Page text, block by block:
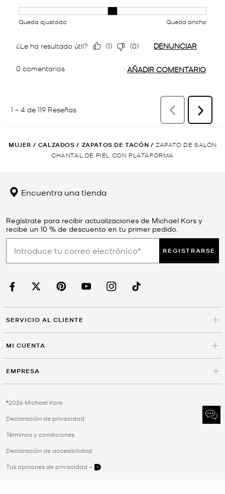
MUJER / CALZADOS / ZAPATOS DE TACÓN / ZAPATO DE SALÓN
CHANTAL DE PIEL CON PLATAFORMA
Encuentra una tienda
Regístrate para recibir actualizaciones de Michael Kors y
recibe un 10 % de descuento en tu primer pedido.
REGISTRARSE
SERVICIO AL CLIENTE
MI CUENTA
EMPRESA
©2026 Michael Kors
Declaración de privacidad
Términos y condiciones
Declaración de accesibilidad
Tus opciones de privacidad